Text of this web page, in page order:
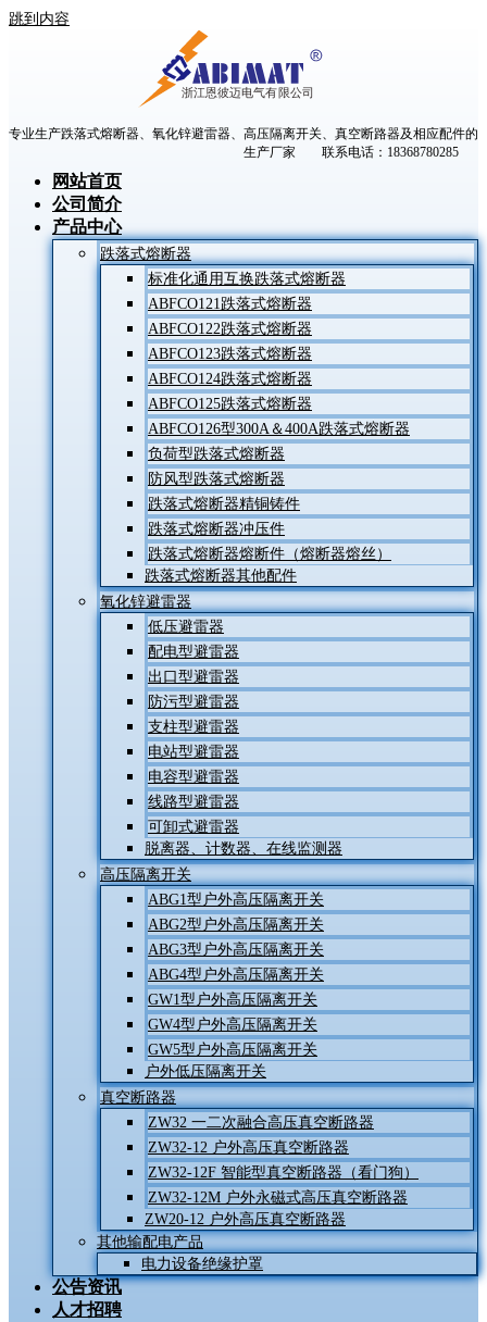
跳到内容
专业生产跌落式熔断器、氧化锌避雷器、高压隔离开关、真空断路器及相应配件的
生产厂家 联系电话：18368780285
网站首页
公司简介
产品中心
跌落式熔断器
标准化通用互换跌落式熔断器
ABFCO121跌落式熔断器
ABFCO122跌落式熔断器
ABFCO123跌落式熔断器
ABFCO124跌落式熔断器
ABFCO125跌落式熔断器
ABFCO126型300A＆400A跌落式熔断器
负荷型跌落式熔断器
防风型跌落式熔断器
跌落式熔断器精铜铸件
跌落式熔断器冲压件
跌落式熔断器熔断件（熔断器熔丝）
跌落式熔断器其他配件
氧化锌避雷器
低压避雷器
配电型避雷器
出口型避雷器
防污型避雷器
支柱型避雷器
电站型避雷器
电容型避雷器
线路型避雷器
可卸式避雷器
脱离器、计数器、在线监测器
高压隔离开关
ABG1型户外高压隔离开关
ABG2型户外高压隔离开关
ABG3型户外高压隔离开关
ABG4型户外高压隔离开关
GW1型户外高压隔离开关
GW4型户外高压隔离开关
GW5型户外高压隔离开关
户外低压隔离开关
真空断路器
ZW32 一二次融合高压真空断路器
ZW32-12 户外高压真空断路器
ZW32-12F 智能型真空断路器（看门狗）
ZW32-12M 户外永磁式高压真空断路器
ZW20-12 户外高压真空断路器
其他输配电产品
电力设备绝缘护罩
公告资讯
人才招聘